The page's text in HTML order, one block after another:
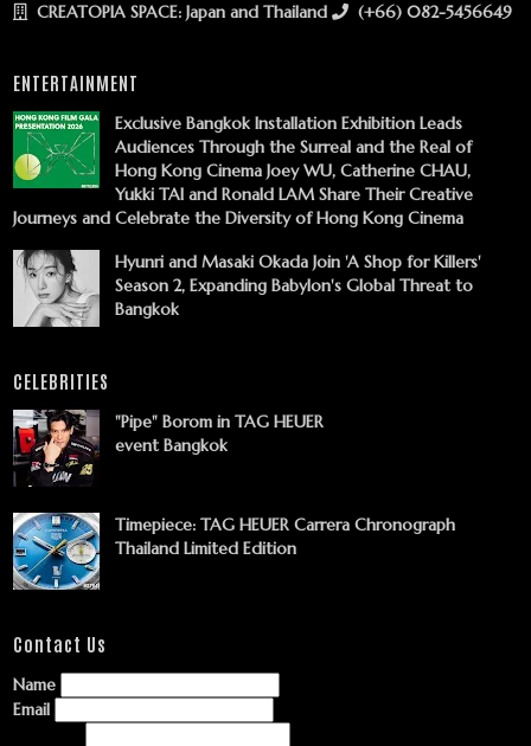
CREATOPIA SPACE: Japan and Thailand
(+66) 082-5456649
ENTERTAINMENT
Exclusive Bangkok Installation Exhibition Leads
Audiences Through the Surreal and the Real of
Hong Kong Cinema Joey WU, Catherine CHAU,
Yukki TAI and Ronald LAM Share Their Creative
Journeys and Celebrate the Diversity of Hong Kong Cinema
Hyunri and Masaki Okada Join 'A Shop for Killers'
Season 2, Expanding Babylon's Global Threat to
Bangkok
CELEBRITIES
"Pipe" Borom in TAG HEUER
event Bangkok
Timepiece: TAG HEUER Carrera Chronograph
Thailand Limited Edition
Contact Us
Name
Email